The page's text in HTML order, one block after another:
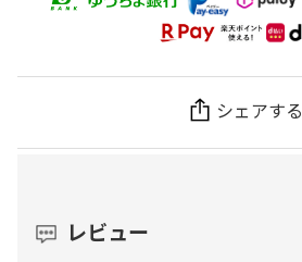
シェアする
レビュー